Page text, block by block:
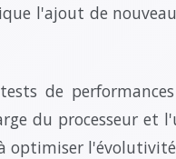
l'ajout de
de
du processeur et
optimiser